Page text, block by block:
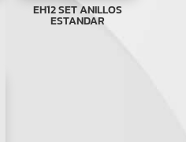
EH12 SET ANILLOS
ESTANDAR